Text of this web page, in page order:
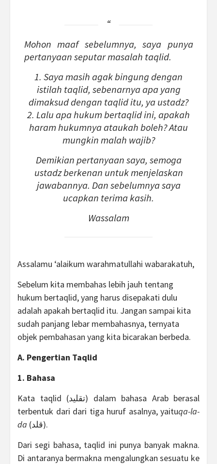
Mohon maaf sebelumnya, saya punya
pertanyaan seputar masalah taqlid.
1. Saya masih agak bingung dengan
istilah taqlid, sebenarnya apa yang
dimaksud dengan taqlid itu, ya ustadz?
2. Lalu apa hukum bertaqlid ini, apakah
haram hukumnya ataukah boleh? Atau
mungkin malah wajib?
Demikian pertanyaan saya, semoga
ustadz berkenan untuk menjelaskan
jawabannya. Dan sebelumnya saya
ucapkan terima kasih.
Wassalam
Assalamu ‘alaikum warahmatullahi wabarakatuh,
Sebelum kita membahas lebih jauh tentang
hukum bertaqlid, yang harus disepakati dulu
adalah apakah bertaqlid itu. Jangan sampai kita
sudah panjang lebar membahasnya, ternyata
objek pembahasan yang kita bicarakan berbeda.
A. Pengertian Taqlid
1. Bahasa
Kata taqlid (تقليد) dalam bahasa Arab berasal
terbentuk dari dari tiga huruf asalnya, yaituqa-la-
da
(قلد).
Dari segi bahasa, taqlid ini punya banyak makna.
Di antaranya bermakna mengalungkan sesuatu ke